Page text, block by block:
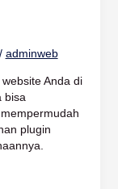
adminweb
Anda di
bisa
plugin